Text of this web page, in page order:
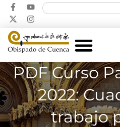
PDF Curso
2022:
trabajo